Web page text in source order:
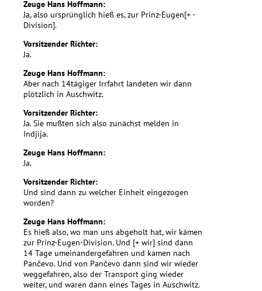
Zeuge Hans Hoffmann:
Ja, also ursprünglich hieß es, zur Prinz-Eugen[+ -
Division].
Vorsitzender Richter:
Ja.
Zeuge Hans Hoffmann:
Aber nach 14tägiger Irrfahrt landeten wir dann
plötzlich in Auschwitz.
Vorsitzender Richter:
Ja. Sie mußten sich also zunächst melden in
Indjija.
Zeuge Hans Hoffmann:
Ja.
Vorsitzender Richter:
Und sind dann zu welcher Einheit eingezogen
worden?
Zeuge Hans Hoffmann:
Es hieß also, wo man uns abgeholt hat, wir kämen
zur Prinz-Eugen-Division. Und [+ wir] sind dann
14 Tage umeinandergefahren und kamen nach
Pančevo. Und von Pančevo dann sind wir wieder
weggefahren, also der Transport ging wieder
weiter, und waren dann eines Tages in Auschwitz.